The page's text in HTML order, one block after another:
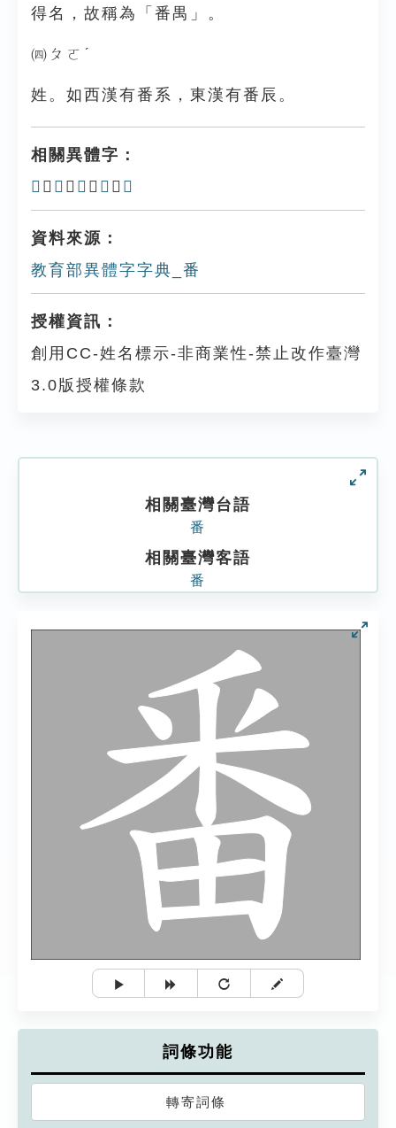
得名，故稱為「番禺」。
㈣ㄆㄛˊ
姓。如西漢有番系，東漢有番辰。
相關異體字：
𥸨 、 𥻫 、 𢇪 、 畨 、 𤳖
資料來源：
教育部異體字字典_番
授權資訊：
創用CC-姓名標示-非商業性-禁止改作臺灣
3.0版授權條款
相關臺灣台語
番
相關臺灣客語
番
詞條功能
轉寄詞條